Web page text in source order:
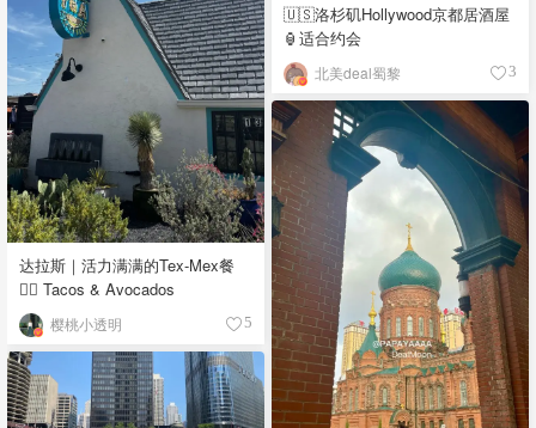
🇺🇸洛杉矶Hollywood京都居酒屋
🏮适合约会
北美deal蜀黎 3
达拉斯｜活力满满的Tex-Mex餐
👉🏼 Tacos & Avocados
樱桃小透明 5